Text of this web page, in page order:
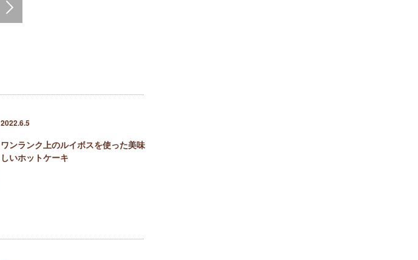
2022.6.5
ワンランク上のルイボスを使った美味
しいホットケーキ